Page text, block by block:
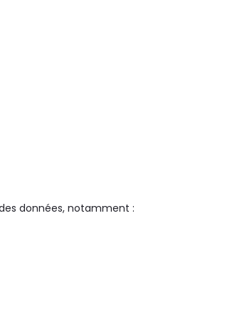
données, notamment :